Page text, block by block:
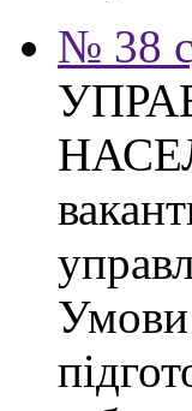
№ 38
Умови